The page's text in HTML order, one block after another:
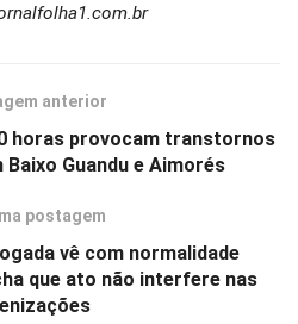
anterior
horas provocam transtornos
Guandu e Aimorés
postagem
vê com normalidade
que ato não interfere nas